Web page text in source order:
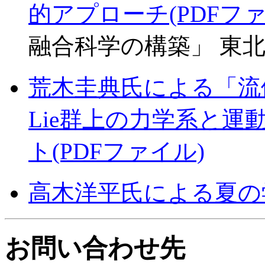
的アプローチ(PDFフ
融合科学の構築」 東
荒木圭典氏による「
Lie群上の力学系と運
ト(PDFファイル)
高木洋平氏による夏
お問い合わせ先